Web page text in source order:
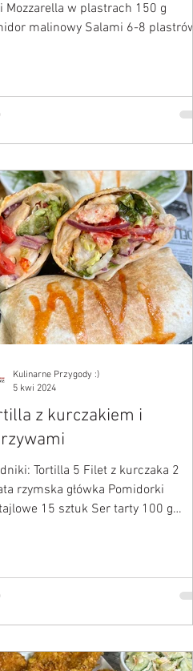
Mozzarella w plastrach 150 g
malinowy Salami 6-8 plastrów
z kurczakiem i
Tortilla 5 Filet z kurczaka 2
rzymska główka Pomidorki
15 sztuk Ser tarty 100 g
Kulinarne Przygody :)
5 kwi 2024